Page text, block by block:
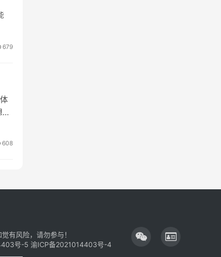
679
608
有风险，请勿参与！
号-5 渝ICP备2021014403号-4